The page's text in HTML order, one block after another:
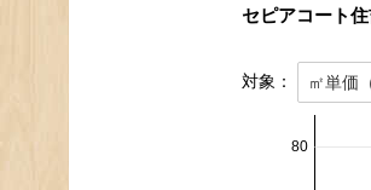
セピアコート
対象： ㎡単価
80